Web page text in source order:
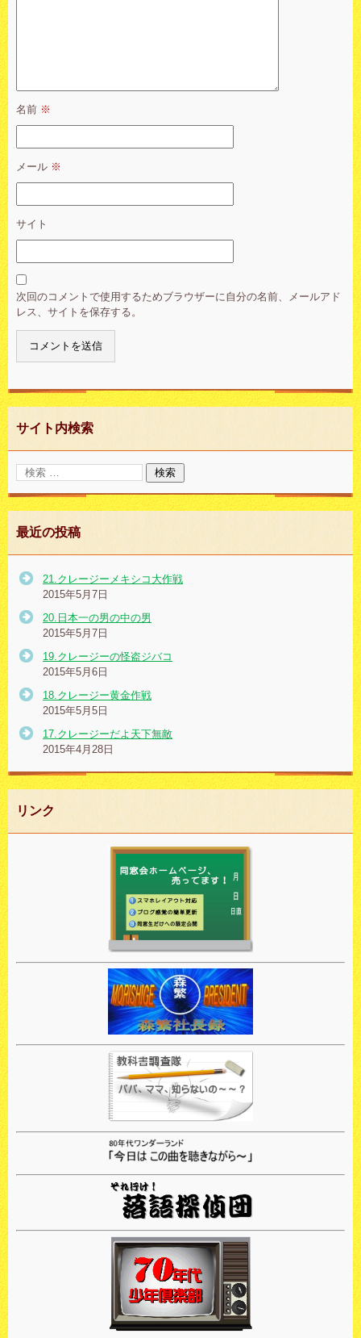
名前 ※
メール ※
サイト
次回のコメントで使用するためブラウザーに自分の名前、メールアド
レス、サイトを保存する。
サイト内検索
最近の投稿
21.クレージーメキシコ大作戦
2015年5月7日
20.日本一の男の中の男
2015年5月7日
19.クレージーの怪盗ジバコ
2015年5月6日
18.クレージー黄金作戦
2015年5月5日
17.クレージーだよ天下無敵
2015年4月28日
リンク